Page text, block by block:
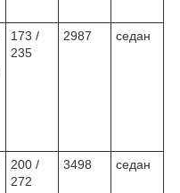
173 /
235
2987 седан
200 /
272
3498 седан